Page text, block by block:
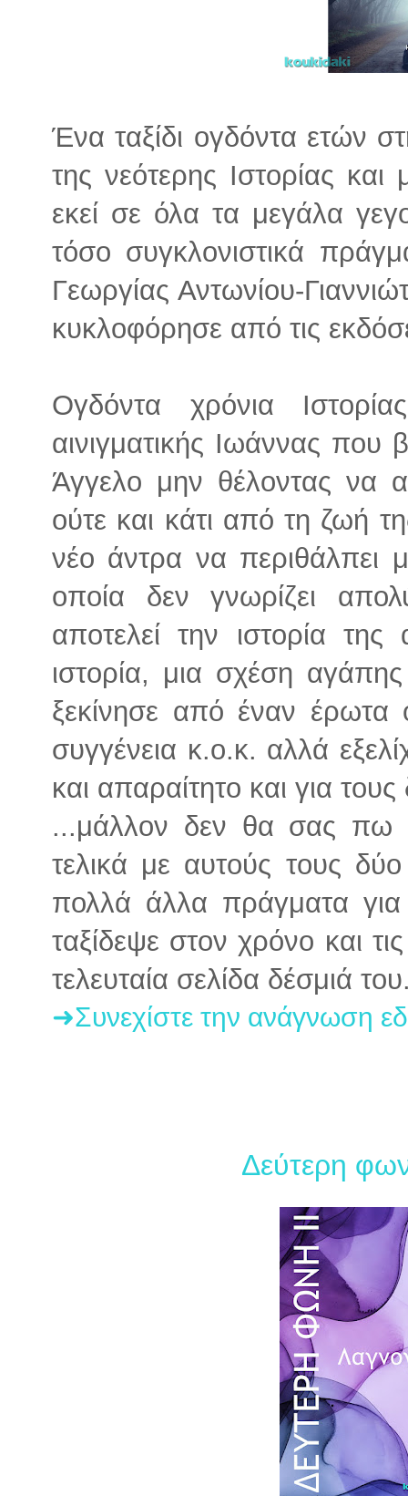
Ένα ταξίδι ογδόντα ετών
της νεότερης Ιστορίας
εκεί σε όλα τα μεγάλα
τόσο συγκλονιστικά
Γεωργίας Αντωνίου-
κυκλοφόρησε από τις
Ογδόντα χρόνια
αινιγματικής Ιωάννας
Άγγελο μην θέλοντας να
ούτε και κάτι από τη ζωή
νέο άντρα να περιθάλπει
οποία δεν γνωρίζει
αποτελεί την ιστορία
ιστορία, μια σχέση
ξεκίνησε από έναν έρωτα
συγγένεια κ.ο.κ. αλλά
και απαραίτητο και για
...μάλλον δεν θα σας πω
τελικά με αυτούς τους
πολλά άλλα πράγματα
ταξίδεψε στον χρόνο και
τελευταία σελίδα δέσμιά
➜Συνεχίστε την ανάγνωση
Δεύτερη